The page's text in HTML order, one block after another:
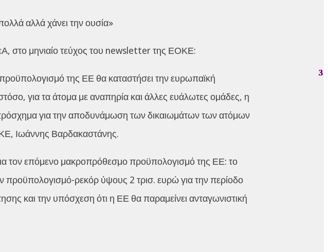
αλλά χάνει την ουσία»
στο μηνιαίο τεύχος του newsletter της ΕΟΚΕ:
της ΕΕ θα καταστήσει την ευρωπαϊκή
για τα άτομα με αναπηρία και άλλες ευάλωτες ομάδες, η
για την αποδυνάμωση των δικαιωμάτων των ατόμων
Ιωάννης Βαρδακαστάνης.
τον επόμενο μακροπρόθεσμο προϋπολογισμό της ΕΕ: το
προϋπολογισμό-ρεκόρ ύψους 2 τρισ. ευρώ για την περίοδο
και την υπόσχεση ότι η ΕΕ θα παραμείνει ανταγωνιστική